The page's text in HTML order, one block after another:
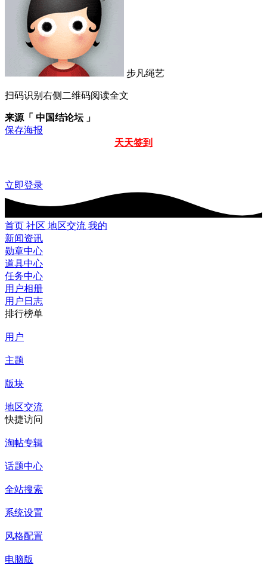
步凡绳艺
扫码识别右侧二维码阅读全文
来源「 中国结论坛 」
保存海报
天天签到
立即登录
首页 社区 地区交流 我的
新闻资讯
勋章中心
道具中心
任务中心
用户相册
用户日志
排行榜单
用户
主题
版块
地区交流
快捷访问
淘帖专辑
话题中心
全站搜索
系统设置
风格配置
电脑版